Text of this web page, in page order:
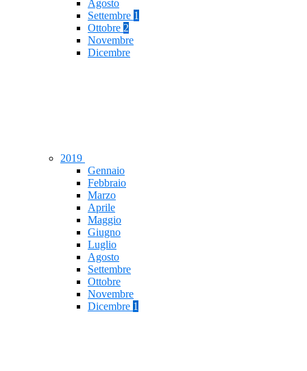
Agosto
Settembre 1
Ottobre 2
Novembre
Dicembre
2019
Gennaio
Febbraio
Marzo
Aprile
Maggio
Giugno
Luglio
Agosto
Settembre
Ottobre
Novembre
Dicembre 1